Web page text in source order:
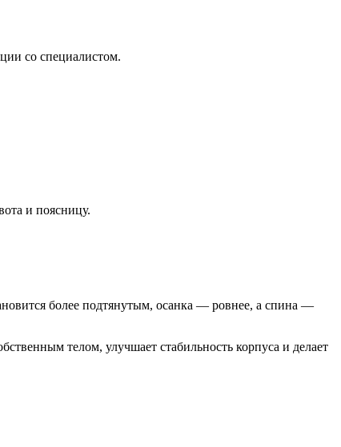
со специалистом.
и поясницу.
более подтянутым, осанка — ровнее, а спина —
телом, улучшает стабильность корпуса и делает